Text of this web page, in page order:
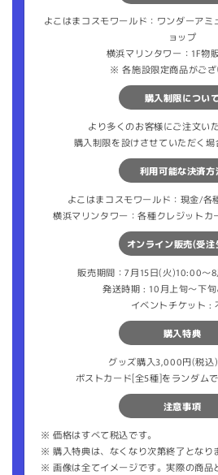
よこはまコスモワールド：ワンダーアミ
ョップ
横浜マリンタワー：1F物
※ 各施設限定商品がござ
購入制限につい
より多くのお客様にご注文い
購入制限を設けさせていただく場
利用可能な決済方
よこはまコスモワールド：現金/各
横浜マリンタワー：各種クレジットカ
オンライン販売(受注
販売期間：7月15日(火)10:00～
発送時期 : 10月上旬〜下
イベントチケット :
購入特典
グッズ購入3,000円(税込)
ポストカード[全5種]をランダム
注意事項
※ 価格はすべて税込です。
※ 購入特典は、なくなり次第終了となり
※ 画像は全てイメージです。実際の商品